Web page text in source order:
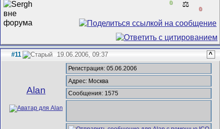
0 ⚖️
0
#11 19.06.2006, 09:37 ^
Alan
Регистрация: 05.06.2006
Адрес: Москва
Сообщения: 1575